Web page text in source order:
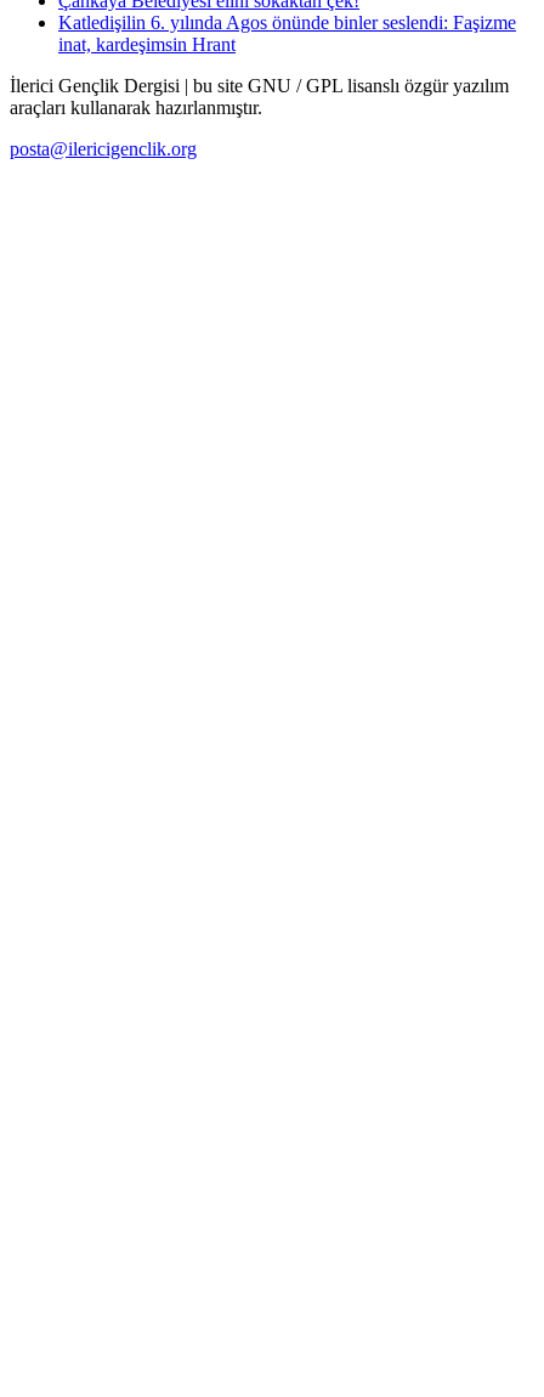
Katledişilin 6. yılında Agos önünde binler seslendi: Faşizme
inat, kardeşimsin Hrant
İlerici Gençlik Dergisi | bu site GNU / GPL lisanslı özgür yazılım
araçları kullanarak hazırlanmıştır.
posta@ilericigenclik.org